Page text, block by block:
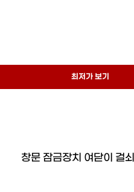
최저가 보기
창문 잠금장치 여닫이 걸